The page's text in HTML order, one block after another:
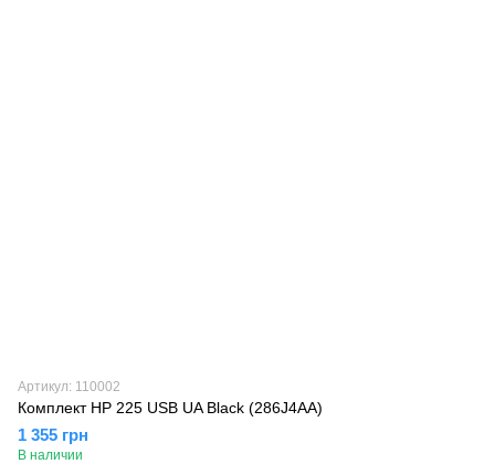
Артикул: 110002
Комплект HP 225 USB UA Black (286J4AA)
1 355 грн
В наличии